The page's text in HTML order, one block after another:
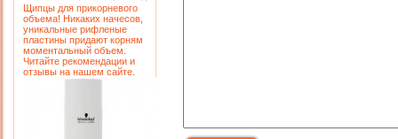
Щипцы для прикорневого
объема! Никаких начесов,
уникальные рифленые
пластины придают корням
моментальный объем.
Читайте рекомендации и
отзывы на нашем сайте.